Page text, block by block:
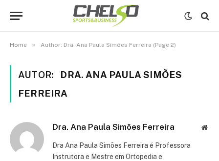
Home » Author: Dra. Ana Paula Simões Ferreira (Page 2)
AUTOR:
DRA. ANA PAULA SIMÕES
FERREIRA
Dra. Ana Paula Simões Ferreira
Dra Ana Paula Simões Ferreira é Professora
Instrutora e Mestre em Ortopedia e